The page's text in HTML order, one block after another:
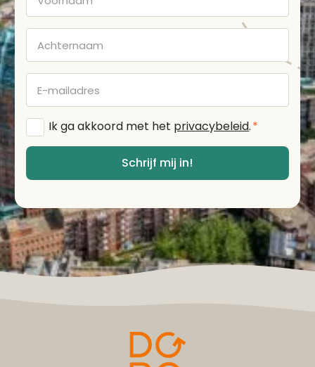
Achternaam
E-
mailadres
Algemene
voorwaarden
Ik ga akkoord met het privacybeleid.*
Schrijf mij in!